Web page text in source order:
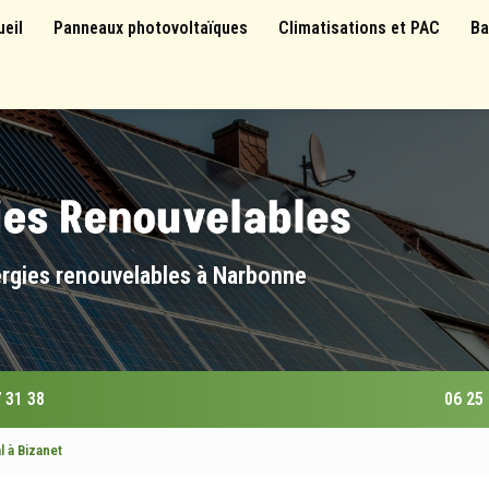
Panneaux photovoltaïques Climatisations et PAC
renouvelables à Narbonne
31 38 06 25
à Bizanet